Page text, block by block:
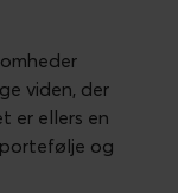
klar
kundernes
fra